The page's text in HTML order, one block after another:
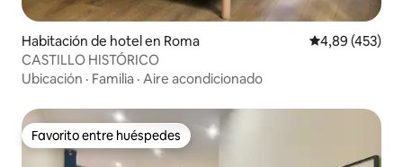
Habitación de hotel en Roma Calificación
4,89 (453)
CASTILLO HISTÓRICO
Ubicación · Familia · Aire acondicionado
Favorito entre huéspedes
Favorito entre huéspedes